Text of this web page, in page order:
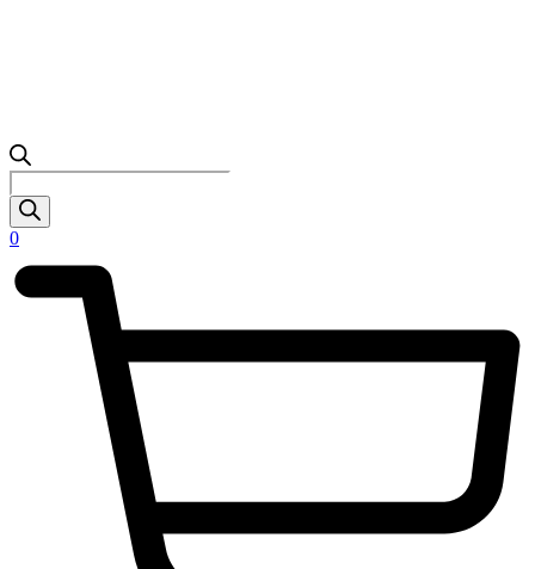
Products
search
0